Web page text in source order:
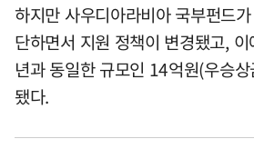
하지만 사우디아라비아 국부펀드
단하면서 지원 정책이 변경됐고,
년과 동일한 규모인 14억원(우승
됐다.